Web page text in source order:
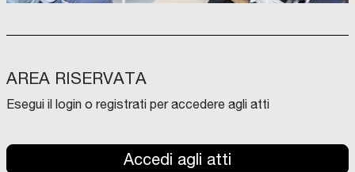
AREA RISERVATA
Esegui il login o registrati per accedere agli atti
Accedi agli atti